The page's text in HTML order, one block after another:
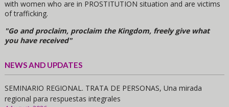
with women who are in PROSTITUTION situation and are victims
of trafficking.
"Go and proclaim, proclaim the Kingdom, freely give what
you have received"
NEWS AND UPDATES
SEMINARIO REGIONAL. TRATA DE PERSONAS, Una mirada
regional para respuestas integrales